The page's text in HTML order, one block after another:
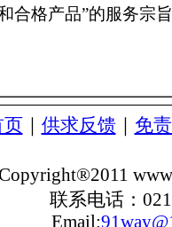
合格产品”的服务宗
页 供求反馈｜ 免
联系电话：
Email: